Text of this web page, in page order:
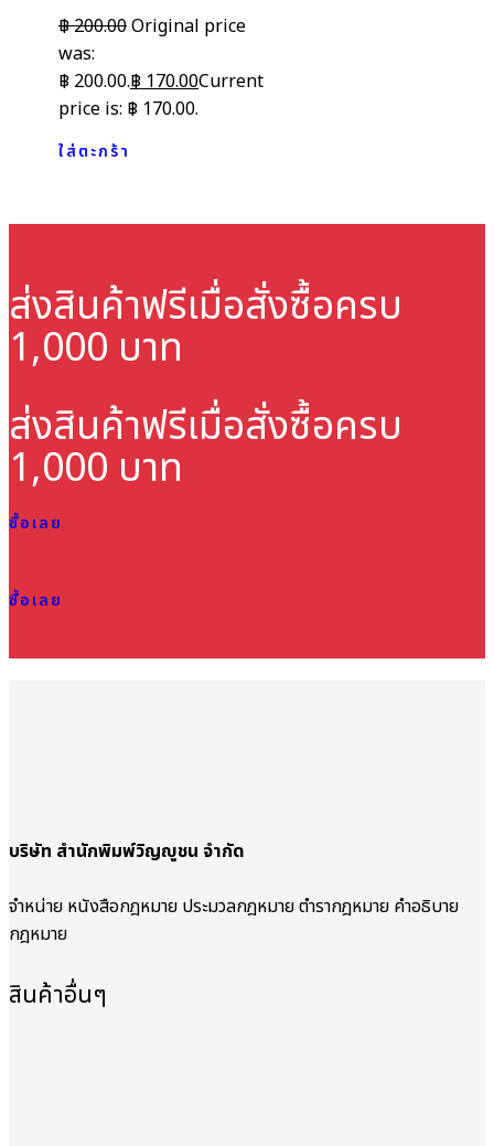
฿200.00Original price
was:
฿ 200.00.฿170.00Current
price is: ฿ 170.00.
ใส่ตะกร้า
ส่งสินค้าฟรีเมื่อสั่งซื้อครบ
1,000 บาท
ส่งสินค้าฟรีเมื่อสั่งซื้อครบ
1,000 บาท
ซื้อเลย
ซื้อเลย
บริษัท สำนักพิมพ์วิญญูชน จำกัด
จำหน่าย หนังสือกฎหมาย ประมวลกฎหมาย ตำรากฎหมาย คำอธิบาย
กฎหมาย
สินค้าอื่นๆ